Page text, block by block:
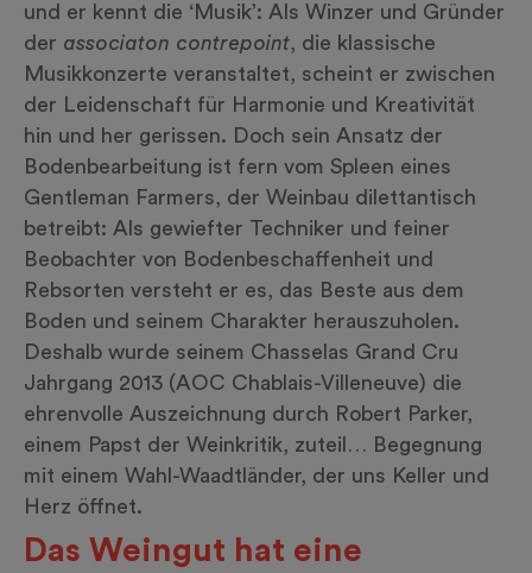
und er kennt die ‘Musik’: Als Winzer und Gründer
der associaton contrepoint, die klassische
Musikkonzerte veranstaltet, scheint er zwischen
der Leidenschaft für Harmonie und Kreativität
hin und her gerissen. Doch sein Ansatz der
Bodenbearbeitung ist fern vom Spleen eines
Gentleman Farmers, der Weinbau dilettantisch
betreibt: Als gewiefter Techniker und feiner
Beobachter von Bodenbeschaffenheit und
Rebsorten versteht er es, das Beste aus dem
Boden und seinem Charakter herauszuholen.
Deshalb wurde seinem Chasselas Grand Cru
Jahrgang 2013 (AOC Chablais-Villeneuve) die
ehrenvolle Auszeichnung durch Robert Parker,
einem Papst der Weinkritik, zuteil… Begegnung
mit einem Wahl-Waadtländer, der uns Keller und
Herz öffnet.
Das Weingut hat eine